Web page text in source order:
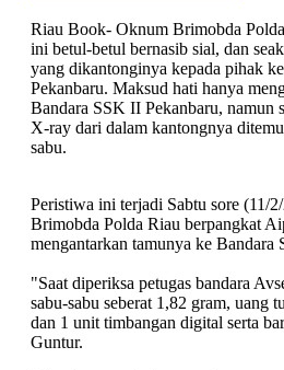
Riau Book- Oknum Brimobda
ini betul-betul bernasib sial, dan
yang dikantonginya kepada pihak
Pekanbaru. Maksud hati hanya
Bandara SSK II Pekanbaru, namun
X-ray dari dalam kantongnya
sabu.
Peristiwa ini terjadi Sabtu sore (11/
Brimobda Polda Riau berpangkat
mengantarkan tamunya ke Bandara
"Saat diperiksa petugas bandara
sabu-sabu seberat 1,82 gram, uang
dan 1 unit timbangan digital serta
Guntur.